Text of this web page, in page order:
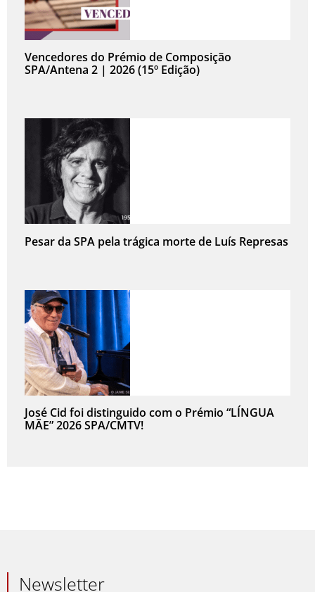
Vencedores do Prémio de Composição
SPA/Antena 2 | 2026 (15º Edição)
Pesar da SPA pela trágica morte de Luís Represas
José Cid foi distinguido com o Prémio “LÍNGUA
MÃE” 2026 SPA/CMTV!
Newsletter